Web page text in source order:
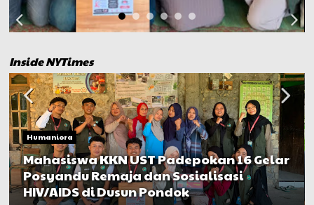
Inside NYTimes
Humaniora
Mahasiswa KKN UST Padepokan 16 Gelar
Posyandu Remaja dan Sosialisasi
HIV/AIDS di Dusun Pondok